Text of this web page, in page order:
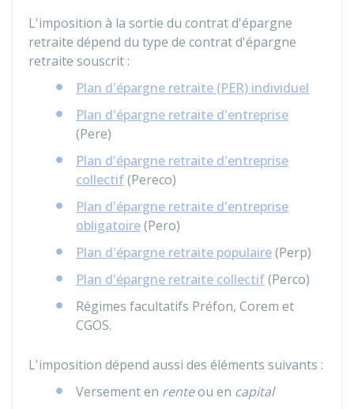
L'imposition à la sortie du contrat d'épargne
retraite dépend du type de contrat d'épargne
retraite souscrit :
Plan d'épargne retraite (PER) individuel
Plan d'épargne retraite d'entreprise
(Pere)
Plan d'épargne retraite d'entreprise
collectif(Pereco)
Plan d'épargne retraite d'entreprise
obligatoire(Pero)
Plan d'épargne retraite populaire(Perp)
Plan d'épargne retraite collectif(Perco)
Régimes facultatifs Préfon, Corem et
CGOS.
L'imposition dépend aussi des éléments suivants :
Versement en renteou en capital